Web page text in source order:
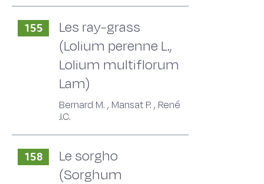
155
Les ray-grass
(Lolium perenne L.,
Lolium multiflorum
Lam)
Bernard M. , Mansat P. , René
J.C.
158
Le sorgho
(Sorghum